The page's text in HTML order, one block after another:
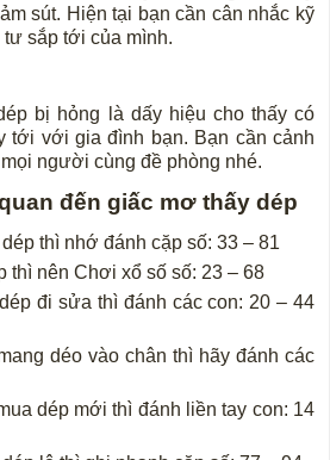
sút. Hiện tại bạn cần cân nhắc kỹ
sắp tới của mình.
bị hỏng là dấy hiệu cho thấy có
tới với gia đình bạn. Bạn cần cảnh
người cùng đề phòng nhé.
đến giấc mơ thấy dép
thì nhớ đánh cặp số: 33 – 81
thì nên Chơi xổ số số: 23 – 68
đi sửa thì đánh các con: 20 – 44
déo vào chân thì hãy đánh các
dép mới thì đánh liền tay con: 14